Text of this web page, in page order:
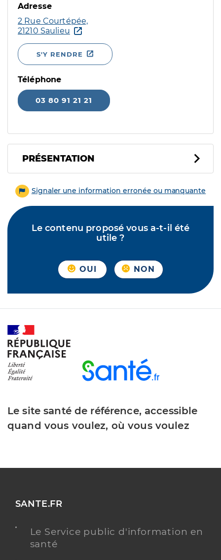
Adresse
2 Rue Courtépée,
21210 Saulieu
S'Y RENDRE
Téléphone
03 80 91 21 21
PRÉSENTATION
Signaler une information erronée ou manquante
Le contenu proposé vous a-t-il été
utile ?
OUI NON
Le site santé de référence, accessible
quand vous voulez, où vous voulez
SANTE.FR
Le Service public d'information en
santé